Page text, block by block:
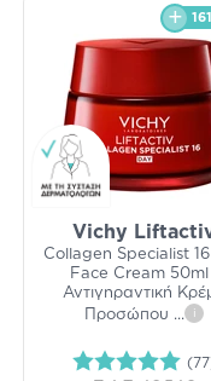
161
Vichy
Collagen Specialist
Face Cream 50ml
Αντιγηραντική
Προσώπου ... i